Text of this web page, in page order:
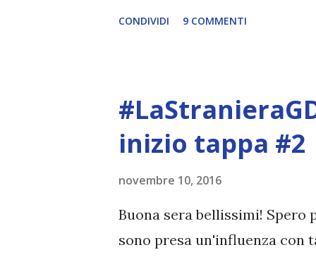
unisce in viaggio a Dougal e
sostenere gli Stuart (su
al trono d'Inghilterra
ragazza non è casuale. I
inglese, per questo la
cerca in tutti i modi di
CONDIVIDI 9 COMMENTI
inizio tappa #2
novembre 10, 2016
Buona sera bellissimi!
sono presa un'influenza con